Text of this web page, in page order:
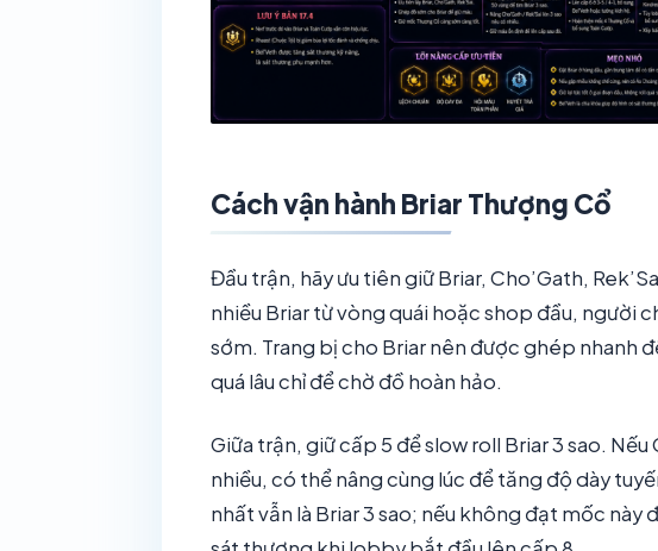
Cách vận hành Briar Thượng Cổ
Đầu trận, hãy ưu tiên giữ Briar, Cho’Gath,
nhiều Briar từ vòng quái hoặc shop đầu, người
sớm. Trang bị cho Briar nên được ghép nhanh
quá lâu chỉ để chờ đồ hoàn hảo.
Giữa trận, giữ cấp 5 để slow roll Briar 3 sao. Nếu
nhiều, có thể nâng cùng lúc để tăng độ dày
nhất vẫn là Briar 3 sao; nếu không đạt mốc này